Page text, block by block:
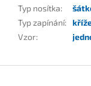
Typ nosítka:
Typ zapínání:
Vzor: